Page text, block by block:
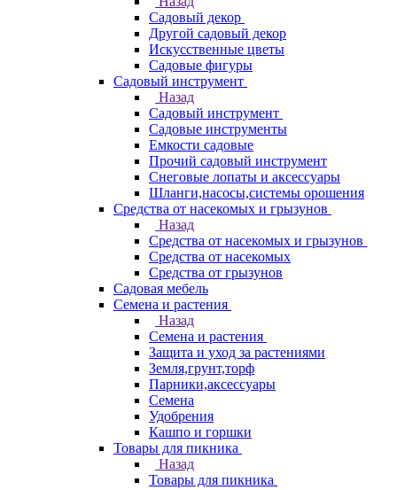
Садовый декор
Другой садовый декор
Искусственные цветы
Садовые фигуры
Садовый инструмент
Назад
Садовый инструмент
Садовые инструменты
Емкости садовые
Прочий садовый инструмент
Снеговые лопаты и аксессуары
Шланги,насосы,системы орошения
Средства от насекомых и грызунов
Назад
Средства от насекомых и грызунов
Средства от насекомых
Средства от грызунов
Садовая мебель
Семена и растения
Назад
Семена и растения
Защита и уход за растениями
Земля,грунт,торф
Парники,аксессуары
Семена
Удобрения
Кашпо и горшки
Товары для пикника
Назад
Товары для пикника